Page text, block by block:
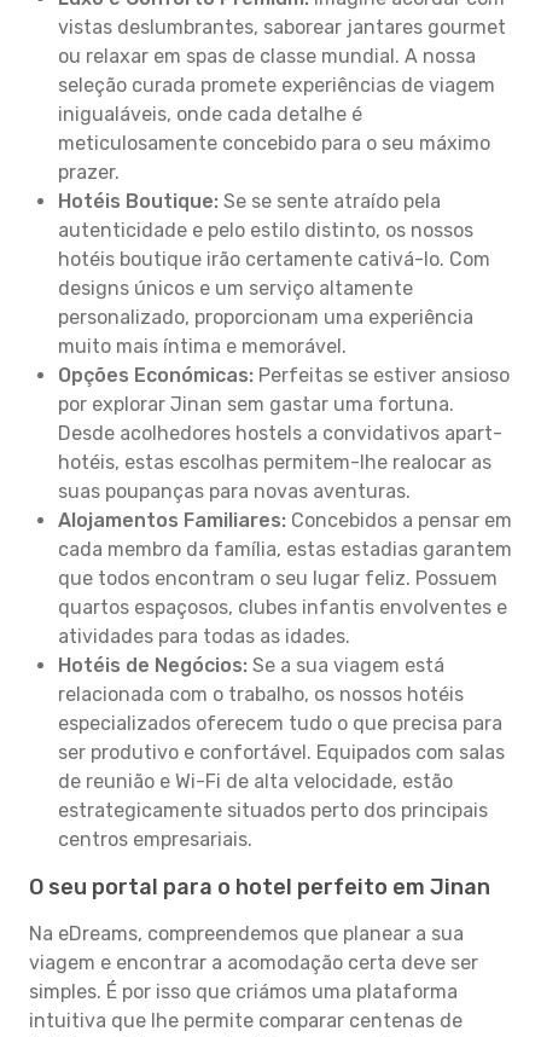
vistas deslumbrantes, saborear jantares gourmet
ou relaxar em spas de classe mundial. A nossa
seleção curada promete experiências de viagem
inigualáveis, onde cada detalhe é
meticulosamente concebido para o seu máximo
prazer.
Hotéis Boutique: Se se sente atraído pela
autenticidade e pelo estilo distinto, os nossos
hotéis boutique irão certamente cativá-lo. Com
designs únicos e um serviço altamente
personalizado, proporcionam uma experiência
muito mais íntima e memorável.
Opções Económicas: Perfeitas se estiver ansioso
por explorar Jinan sem gastar uma fortuna.
Desde acolhedores hostels a convidativos apart-
hotéis, estas escolhas permitem-lhe realocar as
suas poupanças para novas aventuras.
Alojamentos Familiares: Concebidos a pensar em
cada membro da família, estas estadias garantem
que todos encontram o seu lugar feliz. Possuem
quartos espaçosos, clubes infantis envolventes e
atividades para todas as idades.
Hotéis de Negócios: Se a sua viagem está
relacionada com o trabalho, os nossos hotéis
especializados oferecem tudo o que precisa para
ser produtivo e confortável. Equipados com salas
de reunião e Wi-Fi de alta velocidade, estão
estrategicamente situados perto dos principais
centros empresariais.
O seu portal para o hotel perfeito em Jinan
Na eDreams, compreendemos que planear a sua
viagem e encontrar a acomodação certa deve ser
simples. É por isso que criámos uma plataforma
intuitiva que lhe permite comparar centenas de